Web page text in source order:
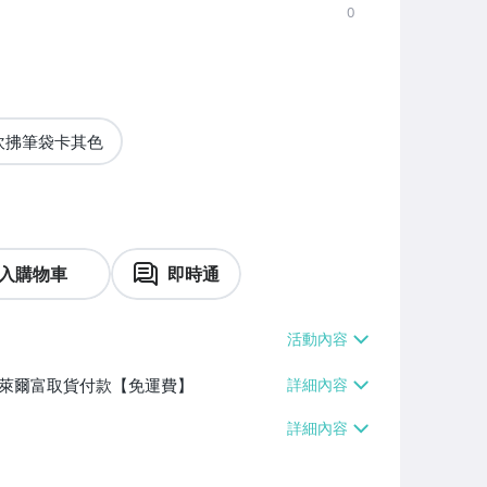
0
拂筆袋卡其色
購物車 即時通
爾富取貨付款【免運費】